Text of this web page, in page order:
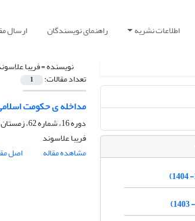
اطلاعات نشریه راهنمای نویسندگان ارسال
نویسنده =فریبا
تعداد مقالات: 1
مداخله ی حکومت
دوره 16، شماره 62، زمستان 1392، صفحه
فریبا علاسوند
مشاهده مقاله
اصل